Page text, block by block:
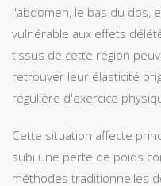
l'abdomen, le bas du dos,
vulnérable aux effets
tissus de cette région
retrouver leur élasticité
régulière d'exercice
Cette situation affecte
subi une perte de poids
méthodes traditionnelles